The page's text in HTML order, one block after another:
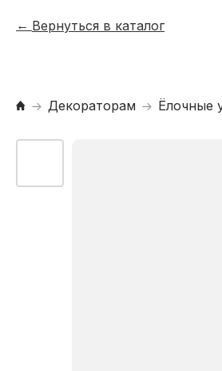
Вернуться в каталог
Декораторам Ёлочные